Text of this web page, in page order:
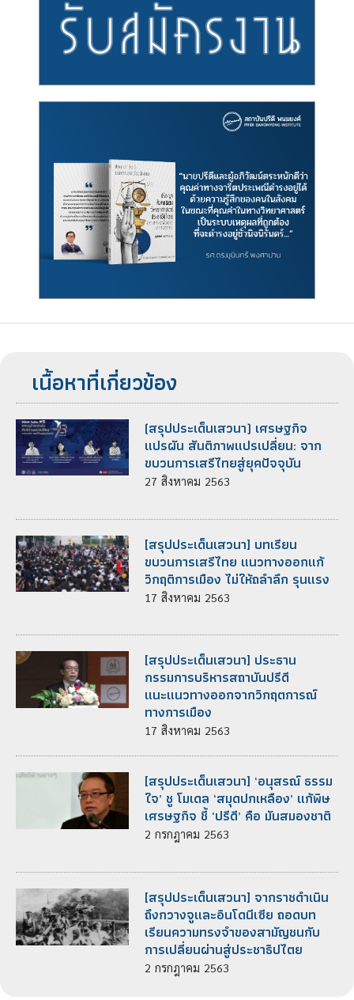
เนื้อหาที่เกี่ยวข้อง
(สรุปประเด็นเสวนา) เศรษฐกิจ
แปรผัน สันติภาพแปรเปลี่ยน: จาก
ขบวนการเสรีไทยสู่ยุคปัจจุบัน
27 สิงหาคม 2563
[สรุปประเด็นเสวนา] บทเรียน
ขบวนการเสรีไทย แนวทางออกแก้
วิกฤติการเมือง ไม่ให้ถลำลึก รุนแรง
17 สิงหาคม 2563
[สรุปประเด็นเสวนา] ประธาน
กรรมการบริหารสถาบันปรีดี
แนะแนวทางออกจากวิกฤตการณ์
ทางการเมือง
17 สิงหาคม 2563
[สรุปประเด็นเสวนา] ‘อนุสรณ์ ธรรม
ใจ’ ชู โมเดล ‘สมุดปกเหลือง’ แก้พิษ
เศรษฐกิจ ชี้ ‘ปรีดี’ คือ มันสมองชาติ
2 กรกฎาคม 2563
[สรุปประเด็นเสวนา] จากราชดำเนิน
ถึงกวางจูและอินโดนีเซีย ถอดบท
เรียนความทรงจำของสามัญชนกับ
การเปลี่ยนผ่านสู่ประชาธิปไตย
2 กรกฎาคม 2563